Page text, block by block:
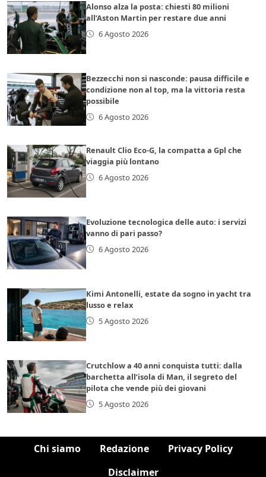
Alonso alza la posta: chiesti 80 milioni
all’Aston Martin per restare due anni
6 Agosto 2026
Bezzecchi non si nasconde: pausa difficile e
condizione non al top, ma la vittoria resta
possibile
6 Agosto 2026
Renault Clio Eco-G, la compatta a Gpl che
viaggia più lontano
6 Agosto 2026
Evoluzione tecnologica delle auto: i servizi
vanno di pari passo?
6 Agosto 2026
Kimi Antonelli, estate da sogno in yacht tra
lusso e relax
5 Agosto 2026
Crutchlow a 40 anni conquista tutti: dalla
barchetta all’isola di Man, il segreto del
pilota che vende più dei giovani
5 Agosto 2026
Chi siamo Redazione
Privacy Policy
Disclaimer